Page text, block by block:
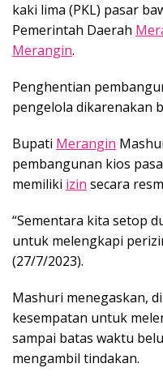
kaki lima (PKL) pasar
Pemerintah Daerah
Merangin.
Penghentian
pengelola dikarenakan
Bupati Merangin
pembangunan kios
memiliki izin secara
“Sementara kita setop
untuk melengkapi
(27/7/2023).
Mashuri menegaskan,
kesempatan untuk
sampai batas waktu
mengambil tindakan.